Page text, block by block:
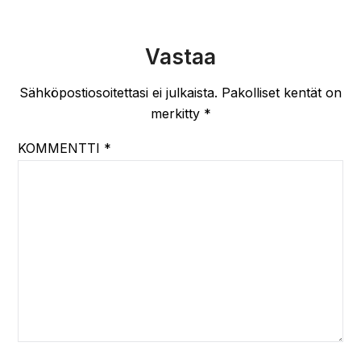
Vastaa
Sähköpostiosoitettasi ei julkaista. Pakolliset kentät on
merkitty *
KOMMENTTI *